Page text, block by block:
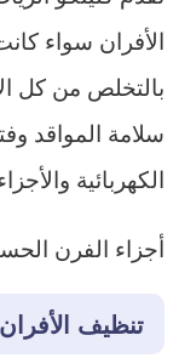
الأفران سواء
بالتخلص من كل
سلامة المواقد
الكهربائية
أجزاء الفرن
تنظيف